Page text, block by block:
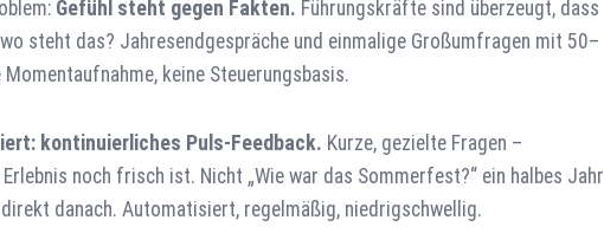
Gefühl steht gegen Fakten. Führungskräfte sind überzeugt, dass
steht das? Jahresendgespräche und einmalige Großumfragen mit 50–
keine Steuerungsbasis.
kontinuierliches Puls-Feedback. Kurze, gezielte Fragen –
noch frisch ist. Nicht „Wie war das Sommerfest?“ ein halbes Jahr
danach. Automatisiert, regelmäßig, niedrigschwellig.